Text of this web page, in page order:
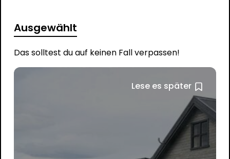
Ausgewählt
Das solltest du auf keinen Fall verpassen!
Lese es später